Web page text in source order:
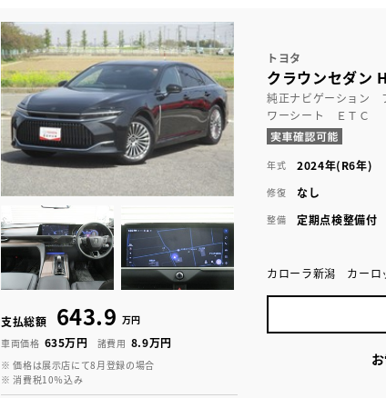
支払総額 643.9 万円
車両価格 635万円 諸費用 8.9万円
※ 価格は展示店にて8月登録の場合
※ 消費税10％込み
トヨタ
クラウンセダン
純正ナビゲーション
ワーシート ＥＴＣ
年式 2024年(R6年)
修復 なし
整備 定期点検整備付
カローラ新潟 カーロ